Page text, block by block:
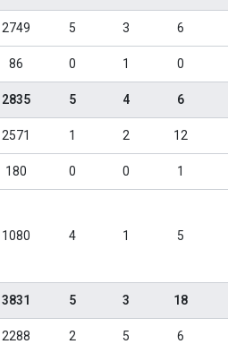
2749 5 3 6
86 0 1 0
2835 5 4 6
2571 1 2 12
180 0 0 1
1080 4 1 5
3831 5 3 18
2288 2 5 6